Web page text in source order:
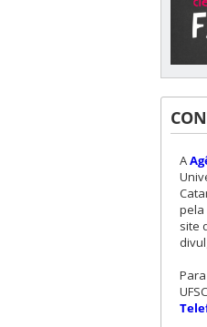
A
pela
site